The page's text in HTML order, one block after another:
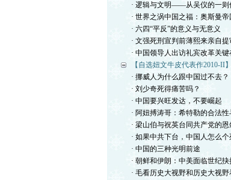
· 逻辑与文明——从吴仪的一则
· 世界之涡中国之福：奥斯曼帝
· 六四“平反”的意义与无意义
· 文强死刑宣判前薄熙来亲自提
· 中国领导人出访礼宾改革关键
【自选妞文牛皮代表作2010-II】
· 挪威人为什么跟中国过不去？
· 刘少奇死得痛苦吗？
· 中国要兴旺发达，不要崛起
· 阿妞搏涛哥：希特勒的合法性
· 梁山伯与祝英台同共产党的恩
· 如果中共下台，中国人怎么个
· 中国的三种光明前途
· 朝鲜和伊朗：中美面临世纪抉
· 毛看历史大视野和历史大视野